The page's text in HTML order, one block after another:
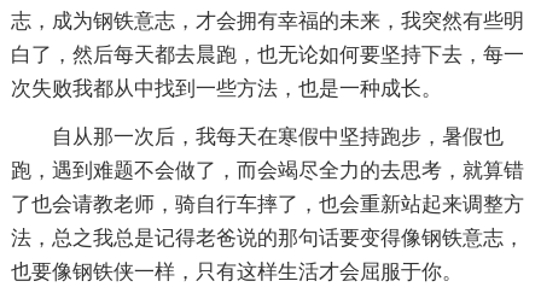
志，成为钢铁意志，才会拥有幸福的未来，我突然有些明
白了，然后每天都去晨跑，也无论如何要坚持下去，每一
次失败我都从中找到一些方法，也是一种成长。
自从那一次后，我每天在寒假中坚持跑步，暑假也
跑，遇到难题不会做了，而会竭尽全力的去思考，就算错
了也会请教老师，骑自行车摔了，也会重新站起来调整方
法，总之我总是记得老爸说的那句话要变得像钢铁意志，
也要像钢铁侠一样，只有这样生活才会屈服于你。